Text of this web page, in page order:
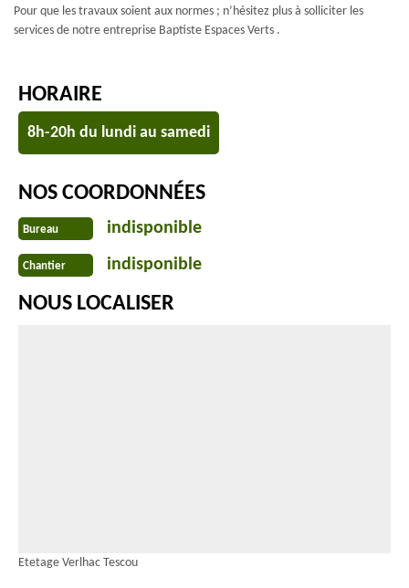
Pour que les travaux soient aux normes ; n’hésitez plus à solliciter les
services de notre entreprise Baptiste Espaces Verts .
HORAIRE
8h-20h du lundi au samedi
NOS COORDONNÉES
Bureau indisponible
Chantier indisponible
NOUS LOCALISER
Etetage Verlhac Tescou